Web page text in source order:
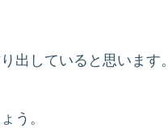
出していると思います。
う。